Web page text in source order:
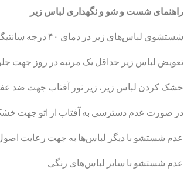
راهنمای شست و شو و نگهداری لباس زیر
شستشوی لباس‌های زیر در دمای ۴۰ درجه سانتیگراد جهت طول عمر بیشتر
تعویض لباس زیر حداقل یک مرتبه در روز جهت
خشک کردن لباس زیر، زیر نور آفتاب جهت ضد
در صورت عدم دسترسی به آفتاب از اتو جهت
عدم شستشو با دیگر لباس‌ها به جهت رعایت
عدم شستشو با سایر لباس‌های رنگی